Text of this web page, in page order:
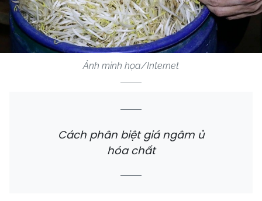
Ảnh minh họa/Internet
Cách phân biệt giá ngâm ủ
hóa chất